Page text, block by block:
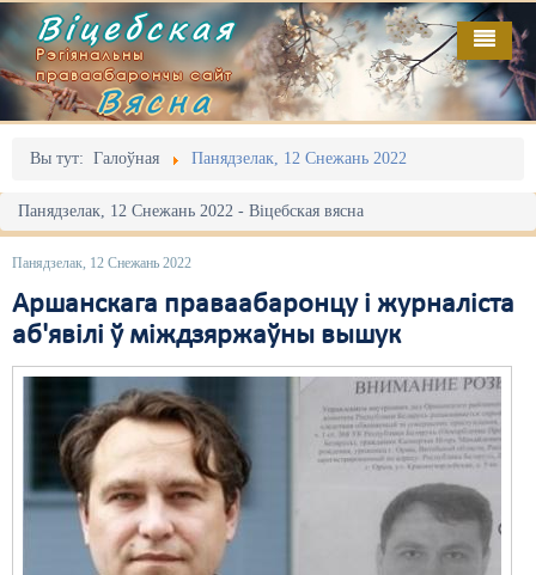
Віцебская
Рэгіянальны
праваабарончы сайт
Вясна
Вы тут: Галоўная Панядзелак, 12 Снежань 2022
Панядзелак, 12 Снежань 2022 - Віцебская вясна
Панядзелак, 12 Снежань 2022
Аршанскага праваабаронцу і журналіста
аб'явілі ў міждзяржаўны вышук
Галоўная
Адміністрацыйны перасьлед
Акцыі
Выбары
Грамадзянскія ініцыятывы
Дыскрымінацыя
Затрыманьні
Карная псыхіятрыя
Выданьні
Відэа
Пра нас
RSS